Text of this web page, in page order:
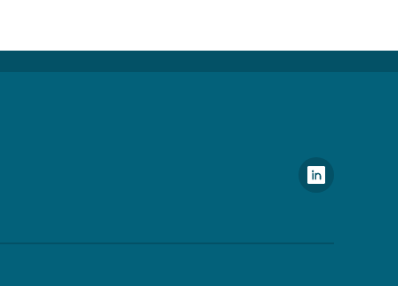
Menú de redes sociales del